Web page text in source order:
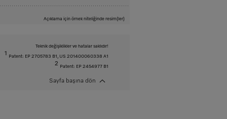
Açıklama için örnek niteliğinde resim(ler)
Teknik değişiklikler ve hatalar saklıdır!
1
Patent: EP 2705783 B1, US 201400060338 A1
2
Patent: EP 2454977 B1
Sayfa başına dön